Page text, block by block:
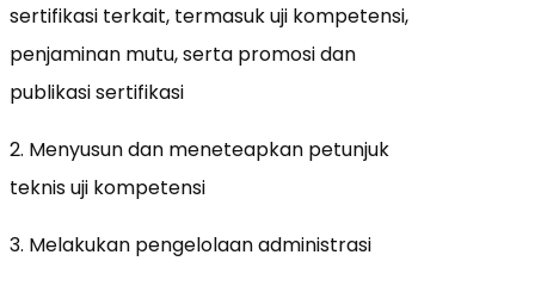
sertifikasi terkait, termasuk uji kompetensi,
penjaminan mutu, serta promosi dan
publikasi sertifikasi
2. Menyusun dan meneteapkan petunjuk
teknis uji kompetensi
3. Melakukan pengelolaan administrasi